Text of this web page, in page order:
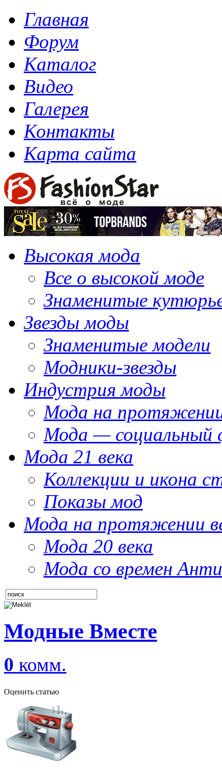
Главная
Форум
Каталог
Видео
Галерея
Контакты
Карта сайта
Высокая мода
Все о высокой моде
Знаменитые
Звезды моды
Знаменитые модели
Модники-звезды
Индустрия моды
Мода на
Мода — социальный
Мода 21 века
Коллекции и икона
Показы мод
Мода на протяжении
Мода 20 века
Мода со времен
Модные Вместе
0 комм.
Оценить статью